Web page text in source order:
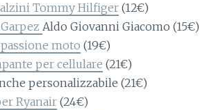
Tommy Hilfiger(12€)
Aldo Giovanni Giacomo (15€)
moto (19€)
per cellulare (21€)
personalizzabile (21€)
Ryanair(24€)